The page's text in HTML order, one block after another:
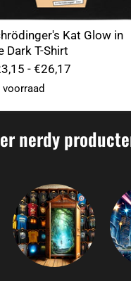
Kat Glow in
Dark T-Shirt
-€26,17
voorraad
nerdy